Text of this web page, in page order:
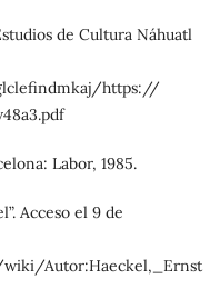
de Cultura Náhuatl
https://
Labor, 1985.
Acceso el 9 de
wiki/Autor:Haeckel,_Ernst